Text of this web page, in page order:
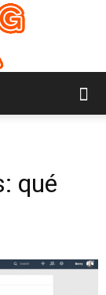
qué